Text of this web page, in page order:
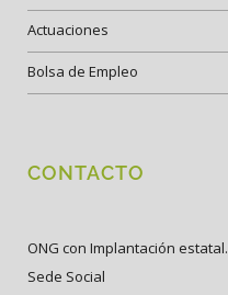
Actuaciones
Bolsa de Empleo
CONTACTO
ONG con Implantación estatal.
Sede Social